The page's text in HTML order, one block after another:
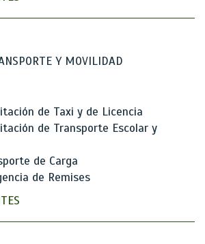
Y MOVILIDAD
de Taxi y de Licencia
de Transporte Escolar y
de Carga
de Remises